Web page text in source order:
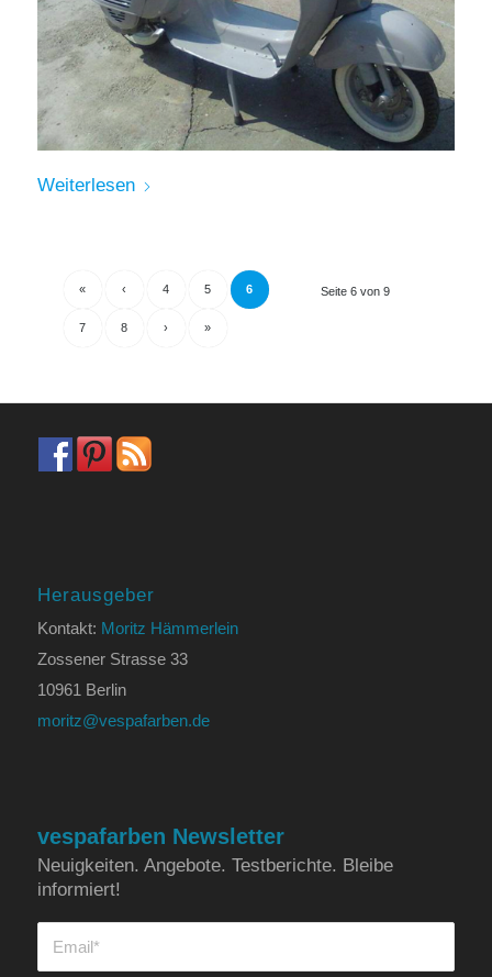
Weiterlesen
Seite 6 von 9
« ‹ 4 5 6
7 8 › »
Herausgeber
Kontakt: Moritz Hämmerlein
Zossener Strasse 33
10961 Berlin
moritz@vespafarben.de
vespafarben Newsletter
Neuigkeiten. Angebote. Testberichte. Bleibe
informiert!